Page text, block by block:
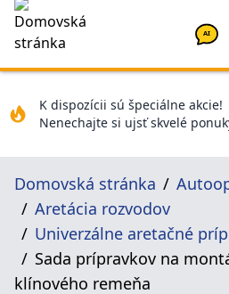
AI
K dispozícii sú špeciálne akcie!
Nenechajte si ujsť skvelé
Domovská stránka
Aretácia rozvodov
Univerzálne aretačné
Sada prípravkov na
klínového remeňa